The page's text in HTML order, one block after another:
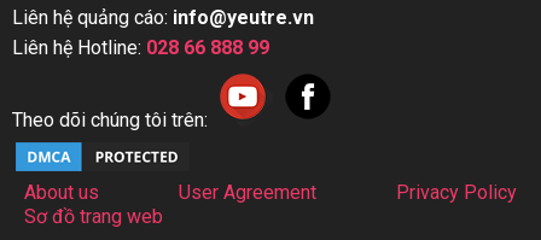
Liên hệ quảng cáo: info@yeutre.vn
Liên hệ Hotline: 028 66 888 99
Theo dõi chúng tôi trên:
About us User Agreement
Privacy Policy
Sơ đồ trang web